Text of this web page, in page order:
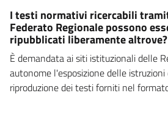
I testi normativi ricercabili
Federato Regionale possono
ripubblicati liberamente altrove?
È demandata ai siti istituzionali delle
autonome l'esposizione delle
riproduzione dei testi forniti nel